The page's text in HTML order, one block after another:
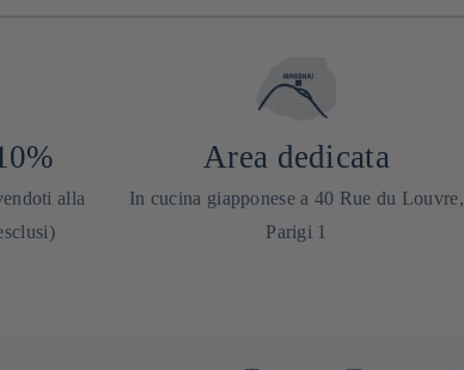
alla
Area dedicata
In cucina giapponese a 40 Rue du Louvre,
Parigi 1